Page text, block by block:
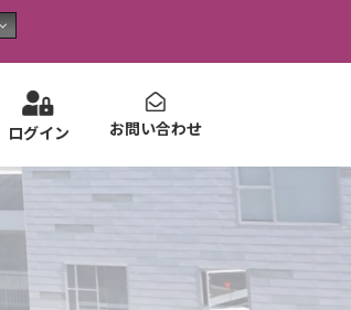
ログイン お問い合わせ